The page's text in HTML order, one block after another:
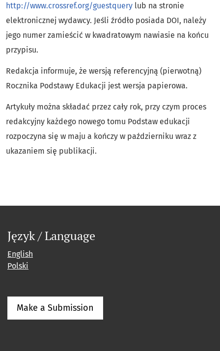
http://www.crossref.org/guestquery lub na stronie
elektronicznej wydawcy. Jeśli źródło posiada DOI, należy
jego numer zamieścić w kwadratowym nawiasie na końcu
przypisu.
Redakcja informuje, że wersją referencyjną (pierwotną)
Rocznika Podstawy Edukacji jest wersja papierowa.
Artykuły można składać przez cały rok, przy czym proces
redakcyjny każdego nowego tomu Podstaw edukacji
rozpoczyna się w maju a kończy w październiku wraz z
ukazaniem się publikacji.
Język / Language
English
Polski
Make a Submission